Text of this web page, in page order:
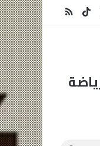
انستقرام
‫TikTokملخص الموقع RSS